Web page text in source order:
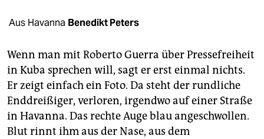
shop
fragen & hilfe
unterstützen
abo
genossenschaft
Aus Havanna Benedikt Peters
Wenn man mit Roberto Guerra über Pressefreiheit
in Kuba sprechen will, sagt er erst einmal nichts.
Er zeigt einfach ein Foto. Da steht der rundliche
Enddreißiger, verloren, irgendwo auf einer Straße
in Havanna. Das rechte Auge blau angeschwollen.
Blut rinnt ihm aus der Nase, aus dem